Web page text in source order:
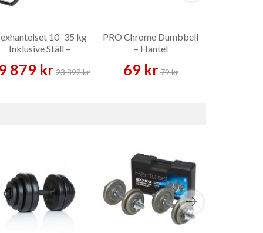
10–35 kg
Inklusive Ställ –
879 kr23 392 kr
PRO Chrome Dumbbell
– Hantel
69 kr79 kr